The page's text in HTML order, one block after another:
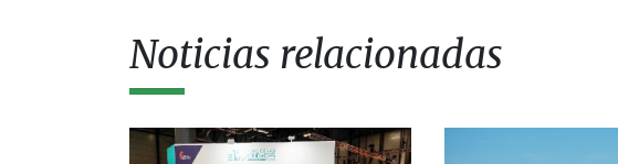
Noticias relacionadas